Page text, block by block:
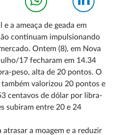
a ameaça de geada em
continuam impulsionando
Ontem (8), em Nova
17 fecharam em 14.34
peso, alta de 20 pontos. O
valorizou 20 pontos e
centavos de dólar por libra-
subiram entre 20 e 24
a moagem e a reduzir